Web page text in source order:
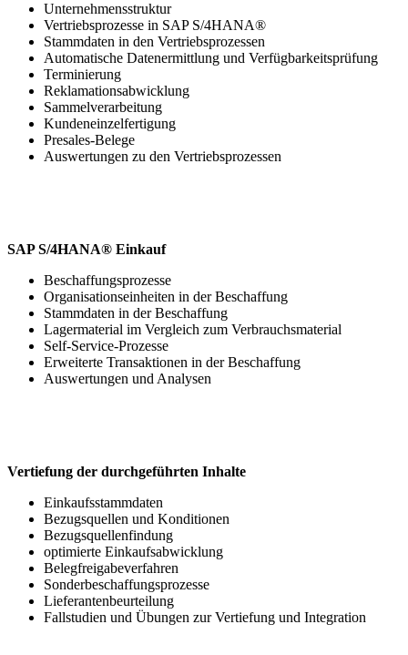
Unternehmensstruktur
Vertriebsprozesse in SAP S/4HANA®
Stammdaten in den Vertriebsprozessen
Automatische Datenermittlung und Verfügbarkeitsprüfung
Terminierung
Reklamationsabwicklung
Sammelverarbeitung
Kundeneinzelfertigung
Presales-Belege
Auswertungen zu den Vertriebsprozessen
SAP S/4HANA® Einkauf
Beschaffungsprozesse
Organisationseinheiten in der Beschaffung
Stammdaten in der Beschaffung
Lagermaterial im Vergleich zum Verbrauchsmaterial
Self-Service-Prozesse
Erweiterte Transaktionen in der Beschaffung
Auswertungen und Analysen
Vertiefung der durchgeführten Inhalte
Einkaufsstammdaten
Bezugsquellen und Konditionen
Bezugsquellenfindung
optimierte Einkaufsabwicklung
Belegfreigabeverfahren
Sonderbeschaffungsprozesse
Lieferantenbeurteilung
Fallstudien und Übungen zur Vertiefung und Integration